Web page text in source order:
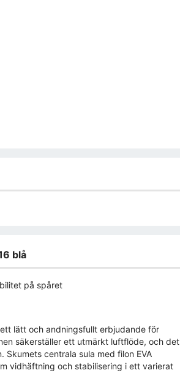
blå
på spåret
lätt och andningsfullt erbjudande för
säkerställer ett utmärkt luftflöde, och det
centrala sula med filon EVA
vidhäftning och stabilisering i ett varierat